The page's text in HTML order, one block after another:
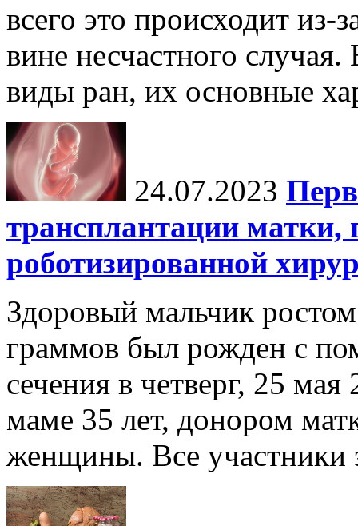
всего это происходит из-
вине несчастного
виды ран, их основные
24.07.2023
трансплантации
роботизированной
Здоровый мальчик
граммов был рожден с
сечения в четверг, 25
маме 35 лет, донором
женщины. Все участники